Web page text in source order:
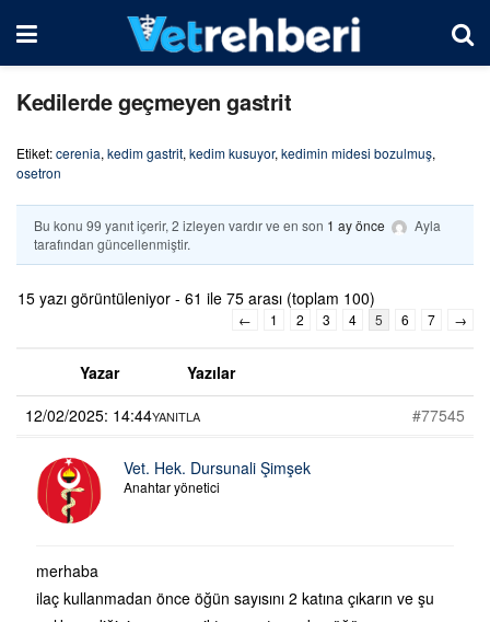
Kedilerde geçmeyen gastrit
Etiket:cerenia, kedim gastrit, kedim kusuyor, kedimin midesi bozulmuş,
osetron
Bu konu 99 yanıt içerir, 2 izleyen vardır ve en son 1 ay önce
Ayla
tarafından güncellenmiştir.
15 yazı görüntüleniyor - 61 ile 75 arası (toplam 100)
← 1 2 3 4 5 6 7 →
Yazar
Yazılar
12/02/2025: 14:44
#77545
YANITLA
Vet. Hek. Dursunali Şimşek
Anahtar yönetici
merhaba
ilaç kullanmadan önce öğün sayısını 2 katına çıkarın ve şu